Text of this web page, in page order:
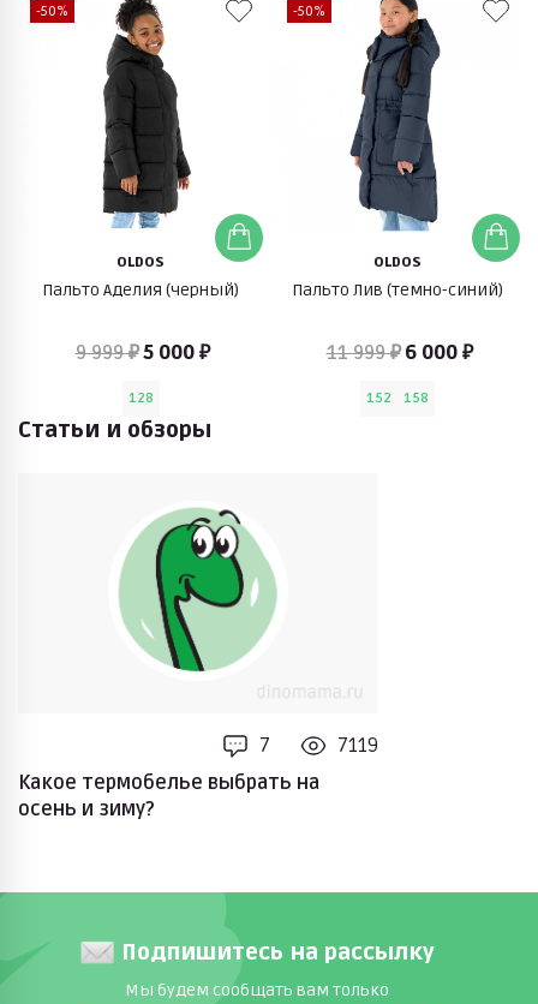
-50%
OLDOS
Пальто Аделия (черный)
9 999 ₽5 000 ₽
128
-50%
OLDOS
Пальто Лив (темно-синий)
11 999 ₽ 6 000 ₽
152 158
Статьи и обзоры
7
7119
Какое термобелье выбрать на
осень и зиму?
Подпишитесь на рассылку
Мы будем сообщать вам только